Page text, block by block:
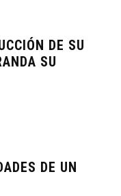
DE SU
SU
DE UN